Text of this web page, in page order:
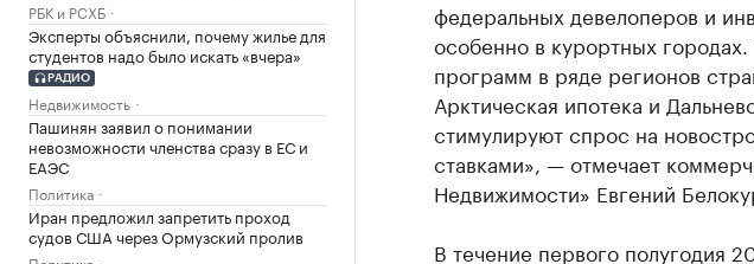
РБК и РСХБ
Эксперты объяснили, почему жилье для
студентов надо было искать «вчера»
РАДИО
Недвижимость
Пашинян заявил о понимании
невозможности членства сразу в ЕС и
ЕАЭС
Политика
Иран предложил запретить проход
судов США через Ормузский пролив
федеральных девелоперов и
особенно в курортных
программ в ряде регионов
Арктическая ипотека и
стимулируют спрос на
ставками», — отмечает
Недвижимости» Евгений
В течение первого полугодия